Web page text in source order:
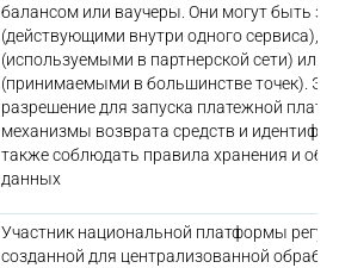
балансом или ваучеры. Они могут быть
(действующими внутри одного сервиса),
(используемыми в партнерской сети) или
(принимаемыми в большинстве точек).
разрешение для запуска платежной
механизмы возврата средств и
также соблюдать правила хранения и
данных
Участник национальной платформы
созданной для централизованной